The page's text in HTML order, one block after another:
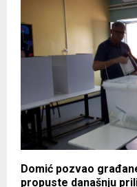
Domić pozvao
propuste današnju